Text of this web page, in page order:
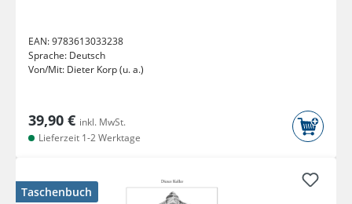
EAN:9783613033238
Sprache: Deutsch
Von/Mit: Dieter Korp (u. a.)
39,90 € inkl. MwSt.
Lieferzeit 1-2 Werktage
Taschenbuch